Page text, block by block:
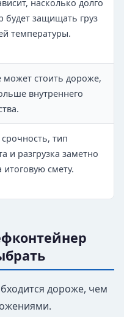
насколько долго
будет защищать груз
температуры.
может стоить дороже,
внутреннего
тип
и разгрузка заметно
итоговую смету.
дороже, чем